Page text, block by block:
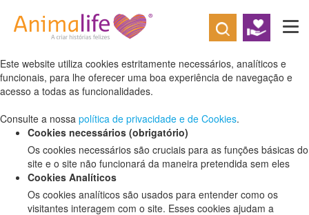
Defina as suas preferências de cookies
para este website.
Este website utiliza cookies estritamente necessários, analíticos e
funcionais, para lhe oferecer uma boa experiência de navegação e
acesso a todas as funcionalidades.
Consulte a nossa política de privacidade e de Cookies.
Cookies necessários (obrigatório)
Os cookies necessários são cruciais para as funções básicas do
site e o site não funcionará da maneira pretendida sem eles
Cookies Analíticos
Os cookies analíticos são usados para entender como os
visitantes interagem com o site. Esses cookies ajudam a